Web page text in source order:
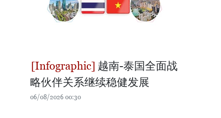
越南-泰国全面战
略伙伴关系继续稳健发展
06/08/2026 00:30